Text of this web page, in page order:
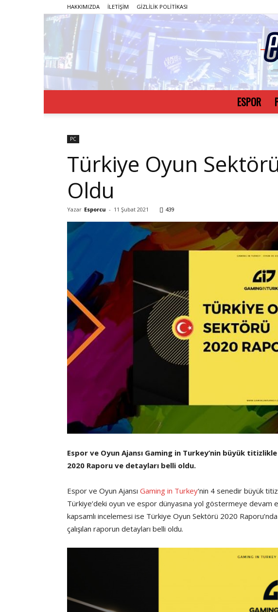
HAKKIMIZDA İLETİŞİM GİZLİLİK POLİTİKASI
ESPOR
PC
Türkiye Oyun
Oldu
Yazar Esporcu - 11 Şubat 2021 439
Espor ve Oyun Ajansı Gaming in Turkey’nin büyük
2020 Raporu ve detayları belli oldu.
Espor ve Oyun Ajansı Gaming in Turkey‘nin 4 senedir büyük
Türkiye’deki oyun ve espor dünyasına yol göstermeye devam
kapsamlı incelemesi ise Türkiye Oyun Sektörü 2020
çalışılan raporun detayları belli oldu.